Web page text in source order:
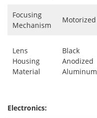
Focusing
Mechanism
Motorized
Lens
Housing
Material
Black
Anodized
Aluminum
Electronics: